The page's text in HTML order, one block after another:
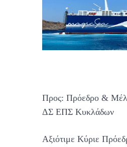
Προς: Πρόεδρο &
ΔΣ ΕΠΣ Κυκλάδων
Αξιότιμε Κύριε